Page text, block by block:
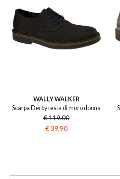
WALLY WALKER
Scarpa Derby testa di moro donna
€ 119,00
€ 39,90